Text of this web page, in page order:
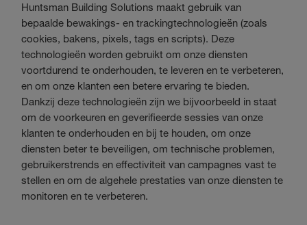
Huntsman Building Solutions maakt gebruik van
bepaalde bewakings- en trackingtechnologieën (zoals
cookies, bakens, pixels, tags en scripts). Deze
technologieën worden gebruikt om onze diensten
voortdurend te onderhouden, te leveren en te verbeteren,
en om onze klanten een betere ervaring te bieden.
Dankzij deze technologieën zijn we bijvoorbeeld in staat
om de voorkeuren en geverifieerde sessies van onze
klanten te onderhouden en bij te houden, om onze
diensten beter te beveiligen, om technische problemen,
gebruikerstrends en effectiviteit van campagnes vast te
stellen en om de algehele prestaties van onze diensten te
monitoren en te verbeteren.